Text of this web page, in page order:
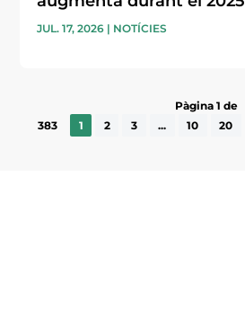
JUL. 17, 2026 | NOTÍCIES
Pàgina 1 de
383
1 2 3 ... 10 20